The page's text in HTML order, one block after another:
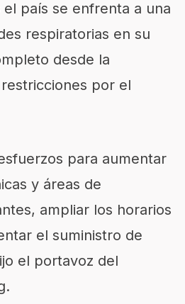
país se enfrenta a una
respiratorias en su
desde la
por el
para aumentar
y áreas de
ampliar los horarios
el suministro de
el portavoz del